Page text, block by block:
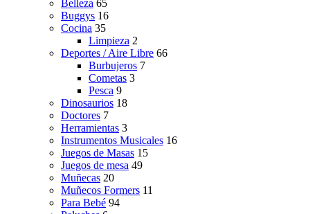
Belleza 65
Buggys 16
Cocina 35
Limpieza 2
Deportes / Aire Libre 66
Burbujeros 7
Cometas 3
Pesca 9
Dinosaurios 18
Doctores 7
Herramientas 3
Instrumentos Musicales 16
Juegos de Masas 15
Juegos de mesa 49
Muñecas 20
Muñecos Formers 11
Para Bebé 94